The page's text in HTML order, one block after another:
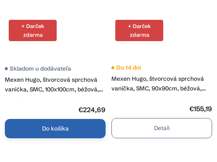
+ Darček
zdarma
Mexen Hugo, štvorcová sprchová
vanićka, SMC, 100x100cm, béžová,
zlatá krytka, 42691010-G
Skladom u dodávateľa
€224,69
Do košíka
+ Darček
zdarma
Mexen Hugo, štvorcová sprchová
vanička, SMC, 90x90cm, béžová,
Do 14 dní
€155,19
Detail